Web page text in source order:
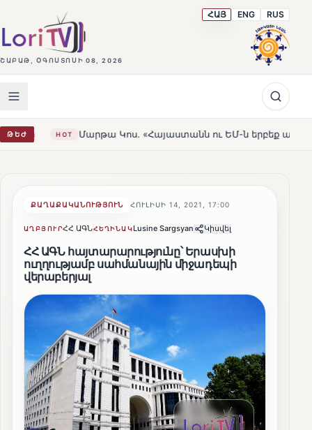
ՇԱԲԱԹ, ՕԳՈՍՏՈՍԻ 08, 2026
ՀԱՅ ENG RUS
ԹԵԺ
Մարթա Կոս. «Հայաստանն ու ԵՄ-ն երբեք այսքան մոտ չեն
ՔԱՂԱՔԱԿԱՆՈՒԹՅՈՒՆ ՀՈՒԼԻՍԻ 14, 2021, 17:00
ԱՂԲՅՈՒՐՀՀ ԱԳՆՀԵՂԻՆԱԿLusine Sargsyan Կիսվել
ՀՀ ԱԳՆ հայտարարությունը՝ Երասխի
ուղղությամբ սահմանային միջադեպի
վերաբերյալ